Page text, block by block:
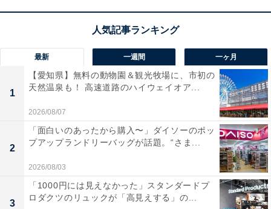
最新 一週間 一ヶ月
1
【愛知県】無料の動物園＆観光牧場に、市初の
天然温泉も！ 高速道路のハイウェイオア...
2026/08/07
2
「面白いのあったから購入〜」ダイソーのポッ
プアップランドリーバッグが話題。“さま...
2026/08/03
3
「1000円には見えなかった」スタンダードプ
ロダクツのリュックが「高見えする」の...